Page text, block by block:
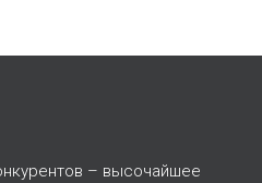
– высочайшее